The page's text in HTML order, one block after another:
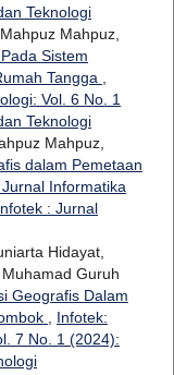
Teknologi
Mahpuz,
Sistem
Tangga
Vol. 6 No. 1
Teknologi
Mahpuz,
dalam Pemetaan
Informatika
: Jurnal
Hidayat,
Guruh
Geografis Dalam
Infotek:
7 No. 1 (2024):